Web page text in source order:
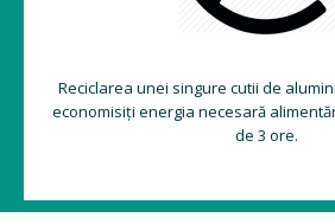
Reciclarea unei singure cutii de
economisiți energia necesară
de 3 ore.